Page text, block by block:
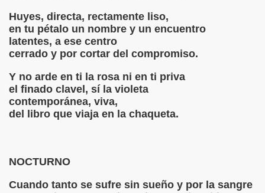
Huyes, directa, rectamente liso,
en tu pétalo un nombre y un encuentro
latentes, a ese centro
cerrado y por cortar del compromiso.
Y no arde en ti la rosa ni en ti priva
el finado clavel, sí la violeta
contemporánea, viva,
del libro que viaja en la chaqueta.
NOCTURNO
Cuando tanto se sufre sin sueño y por la sangre